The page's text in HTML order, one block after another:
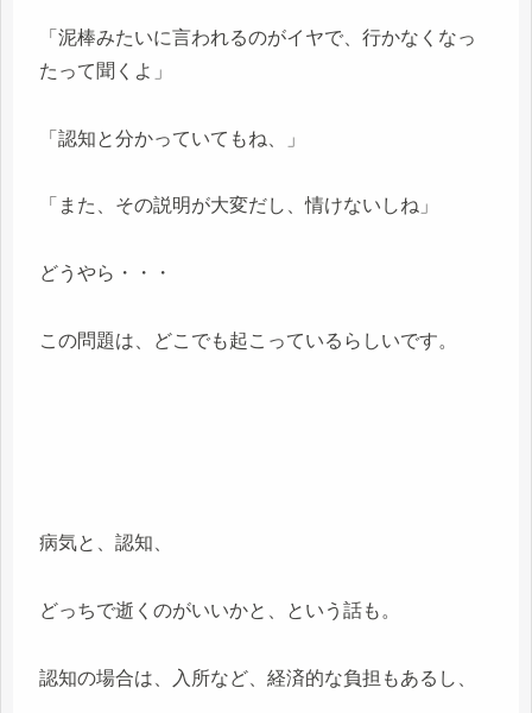
「泥棒みたいに言われるのがイヤで、行かなくなっ
たって聞くよ」
「認知と分かっていてもね、」
「また、その説明が大変だし、情けないしね」
どうやら・・・
この問題は、どこでも起こっているらしいです。
病気と、認知、
どっちで逝くのがいいかと、という話も。
認知の場合は、入所など、経済的な負担もあるし、